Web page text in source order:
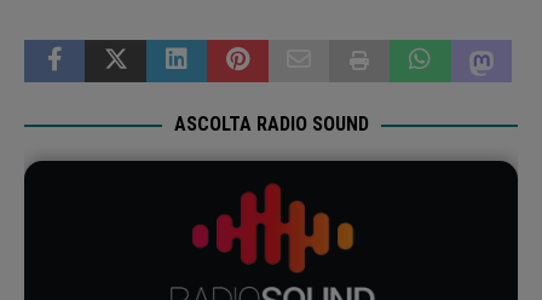
ASCOLTA RADIO SOUND